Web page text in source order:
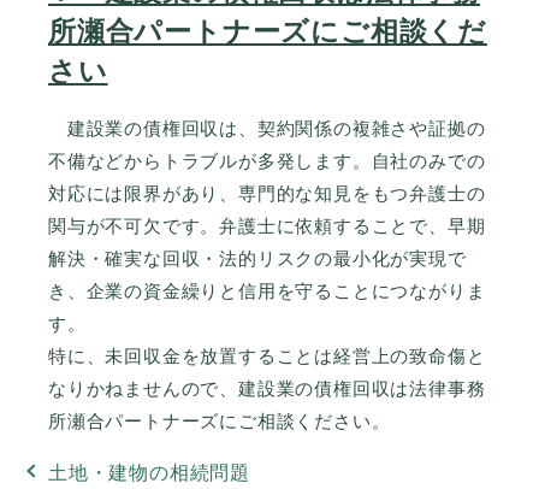
所瀬合パートナーズにご相談くだ
さい
建設業の債権回収は、契約関係の複雑さや証拠の
不備などからトラブルが多発します。自社のみでの
対応には限界があり、専門的な知見をもつ弁護士の
関与が不可欠です。弁護士に依頼することで、早期
解決・確実な回収・法的リスクの最小化が実現で
き、企業の資金繰りと信用を守ることにつながりま
す。
特に、未回収金を放置することは経営上の致命傷と
なりかねませんので、建設業の債権回収は法律事務
所瀬合パートナーズにご相談ください。
土地・建物の相続問題